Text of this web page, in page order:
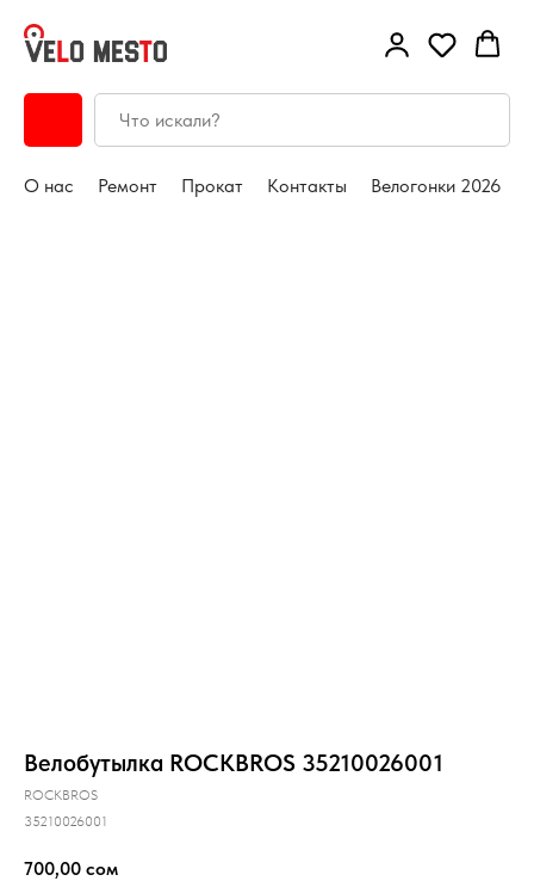
О нас Ремонт Прокат Контакты Велогонки 2026
Велобутылка ROCKBROS 35210026001
ROCKBROS
35210026001
700,00 сом